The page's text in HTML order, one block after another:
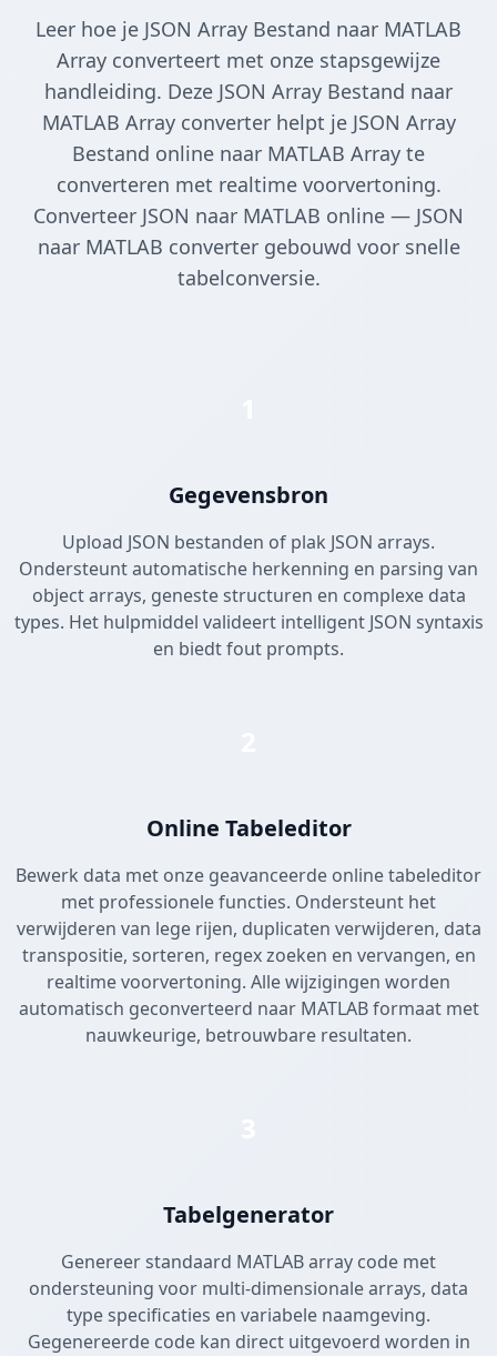
Leer hoe je JSON Array Bestand naar MATLAB
Array converteert met onze stapsgewijze
handleiding. Deze JSON Array Bestand naar
MATLAB Array converter helpt je JSON Array
Bestand online naar MATLAB Array te
converteren met realtime voorvertoning.
Converteer JSON naar MATLAB online — JSON
naar MATLAB converter gebouwd voor snelle
tabelconversie.
Gegevensbron
Upload JSON bestanden of plak JSON arrays.
Ondersteunt automatische herkenning en parsing van
object arrays, geneste structuren en complexe data
types. Het hulpmiddel valideert intelligent JSON syntaxis
en biedt fout prompts.
Online Tabeleditor
Bewerk data met onze geavanceerde online tabeleditor
met professionele functies. Ondersteunt het
verwijderen van lege rijen, duplicaten verwijderen, data
transpositie, sorteren, regex zoeken en vervangen, en
realtime voorvertoning. Alle wijzigingen worden
automatisch geconverteerd naar MATLAB formaat met
nauwkeurige, betrouwbare resultaten.
Tabelgenerator
Genereer standaard MATLAB array code met
ondersteuning voor multi-dimensionale arrays, data
type specificaties en variabele naamgeving.
Gegenereerde code kan direct uitgevoerd worden in